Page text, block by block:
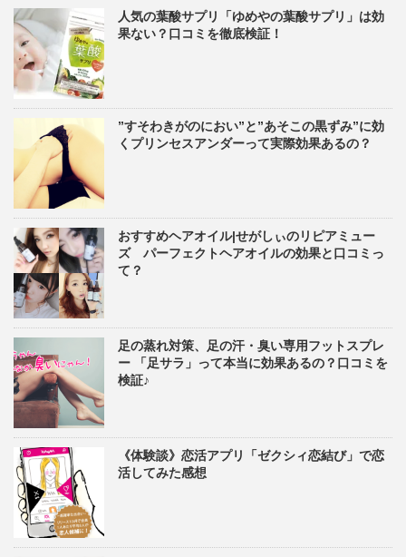
人気の葉酸サプリ「ゆめやの葉酸サプリ」は効
果ない？口コミを徹底検証！
”すそわきがのにおい”と”あそこの黒ずみ”に効
くプリンセスアンダーって実際効果あるの？
おすすめヘアオイル|せがしぃのリピアミュー
ズ パーフェクトヘアオイルの効果と口コミっ
て？
足の蒸れ対策、足の汗・臭い専用フットスプレ
ー 「足サラ」って本当に効果あるの？口コミを
検証♪
《体験談》恋活アプリ「ゼクシィ恋結び」で恋
活してみた感想